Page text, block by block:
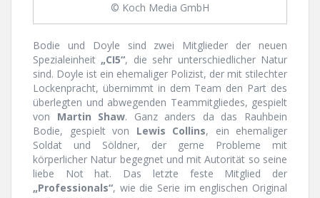
© Koch Media GmbH
Bodie und Doyle sind zwei Mitglieder der neuen
Spezialeinheit „CI5“, die sehr unterschiedlicher Natur
sind. Doyle ist ein ehemaliger Polizist, der mit stilechter
Lockenpracht, übernimmt in dem Team den Part des
überlegten und abwegenden Teammitgliedes, gespielt
von Martin Shaw. Ganz anders da das Rauhbein
Bodie, gespielt von Lewis Collins, ein ehemaliger
Soldat und Söldner, der gerne Probleme mit
körperlicher Natur begegnet und mit Autorität so seine
liebe Not hat. Das letzte feste Mitglied der
„Professionals“, wie die Serie im englischen Original